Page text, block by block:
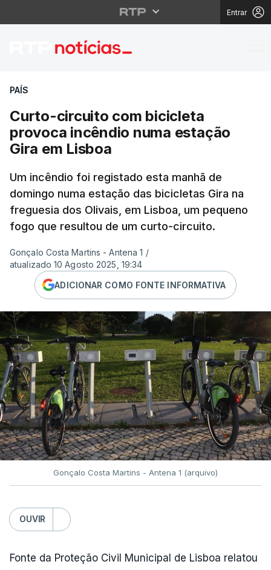
Entrar
Curto-circuito com
PAÍS
Curto-circuito com bicicleta
provoca incêndio numa estação
Gira em Lisboa
Um incêndio foi registado esta manhã de
domingo numa estação das bicicletas Gira na
freguesia dos Olivais, em Lisboa, um pequeno
fogo que resultou de um curto-circuito.
Gonçalo Costa Martins - Antena 1 /
atualizado 10 Agosto 2025, 19:34
ADICIONAR COMO FONTE INFORMATIVA
Gonçalo Costa Martins - Antena 1 (arquivo)
OUVIR
Fonte da Proteção Civil Municipal de Lisboa relatou